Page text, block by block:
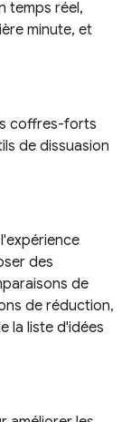
temps réel,
minute, et
coffres-forts
de dissuasion
des
de
de réduction,
la liste d'idées